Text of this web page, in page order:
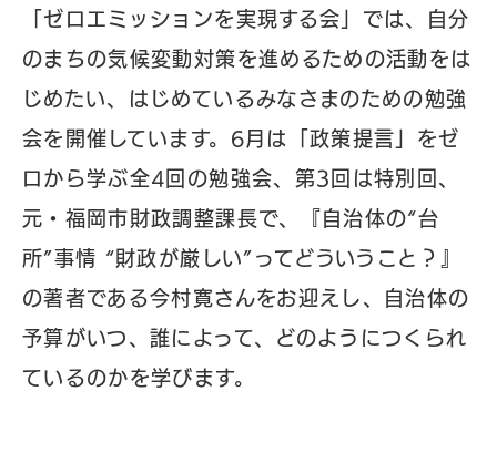
「ゼロエミッションを実現する会」では、自分
のまちの気候変動対策を進めるための活動をは
じめたい、はじめているみなさまのための勉強
会を開催しています。6月は「政策提言」をゼ
ロから学ぶ全4回の勉強会、第3回は特別回、
元・福岡市財政調整課長で、『自治体の“台
所”事情 “財政が厳しい”ってどういうこと？』
の著者である今村寛さんをお迎えし、自治体の
予算がいつ、誰によって、どのようにつくられ
ているのかを学びます。